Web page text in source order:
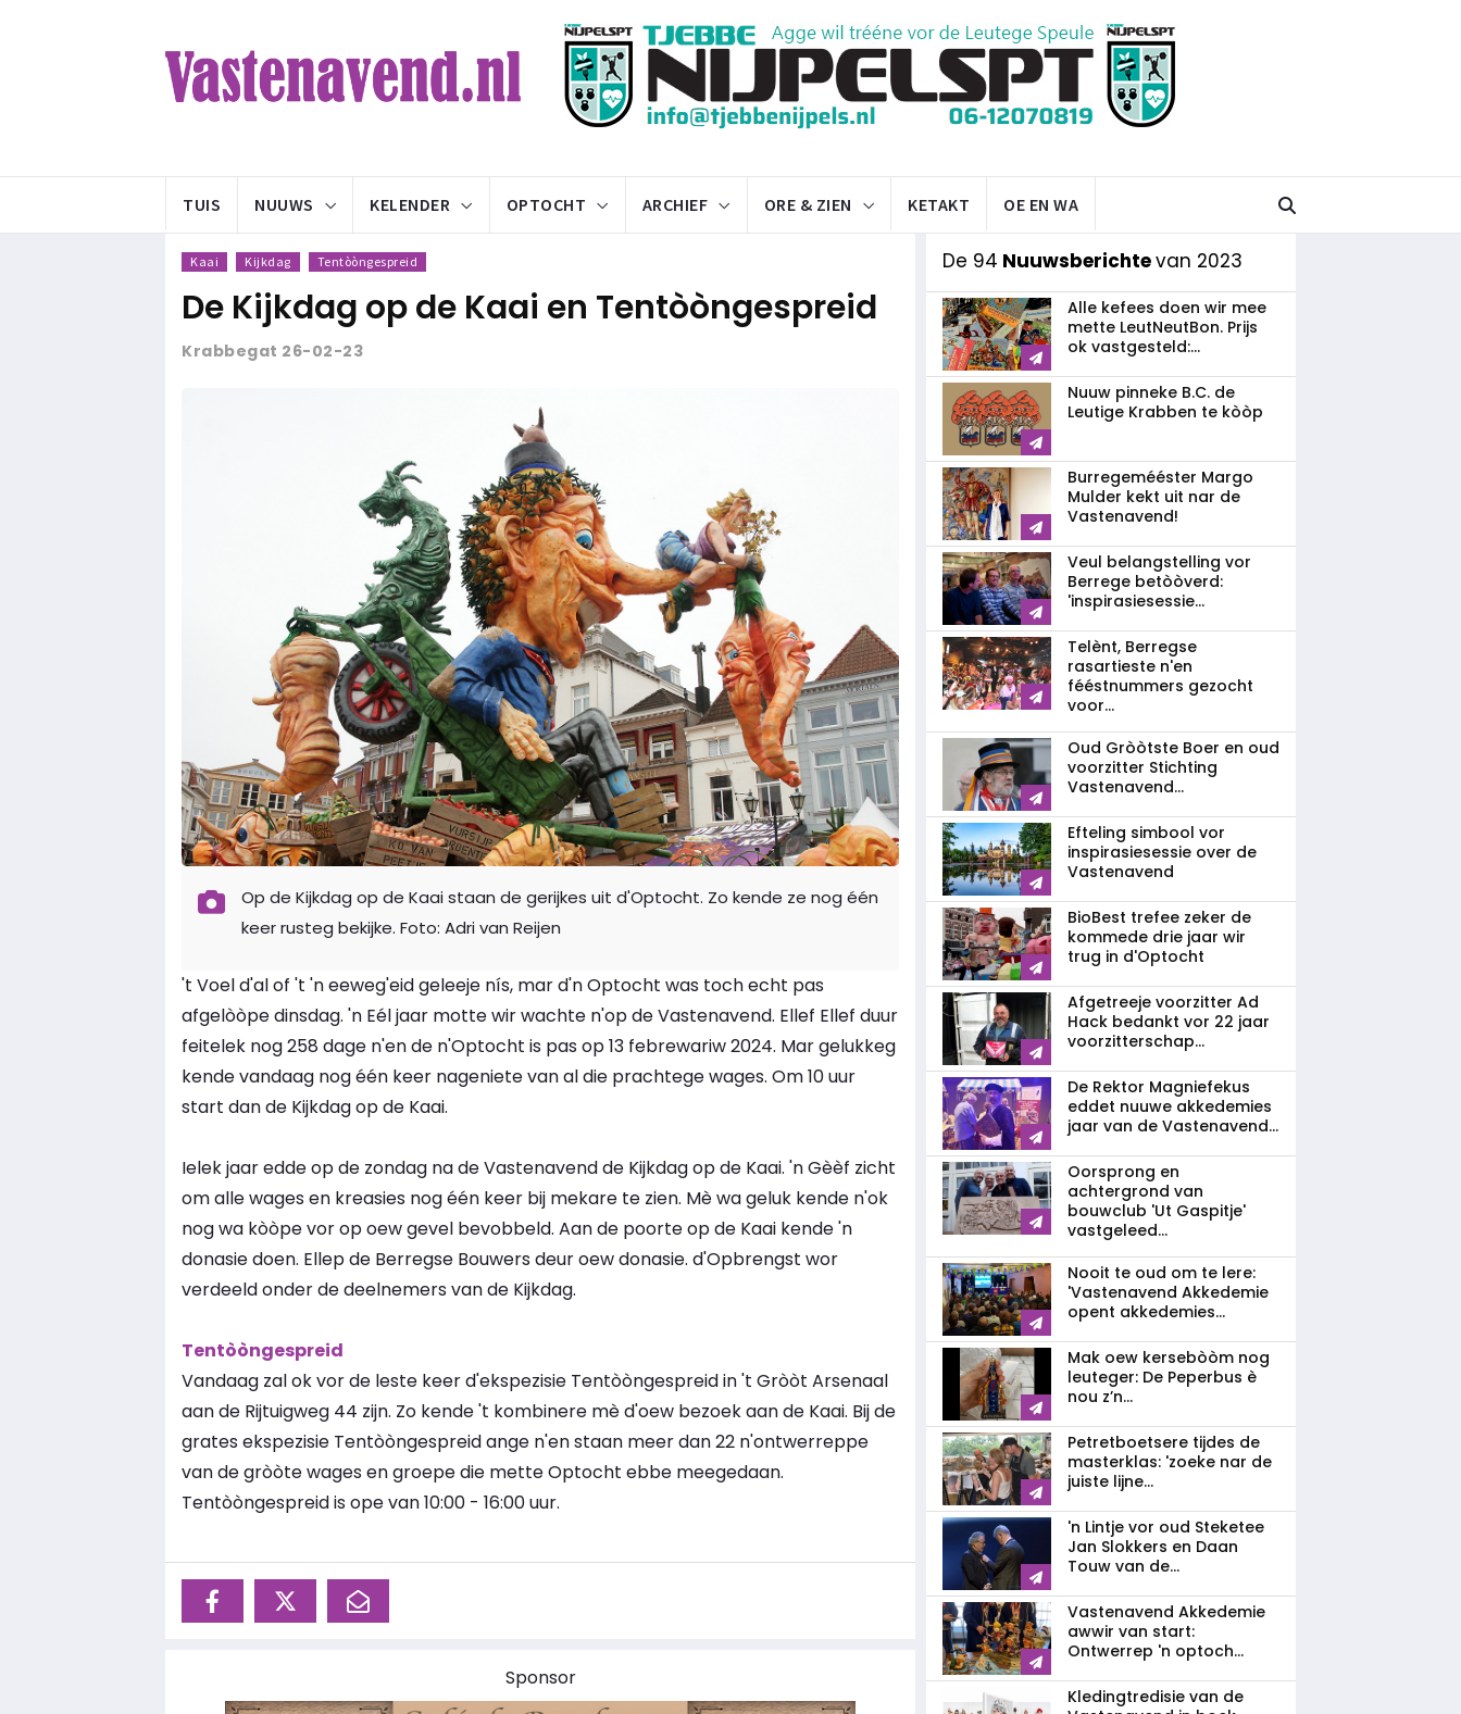
TUIS NUUWS KELENDER OPTOCHT ARCHIEF ORE & ZIEN KETAKT OE EN WA
Kaai Kijkdag Tentòòngespreid
De Kijkdag op de Kaai en Tentòòngespreid
Krabbegat 26-02-23
Op de Kijkdag op de Kaai staan de gerijkes uit d'Optocht. Zo kende ze nog één
keer rusteg bekijke. Foto: Adri van Reijen
't Voel d'al of 't 'n eeweg'eid geleeje nís, mar d'n Optocht was toch echt pas
afgelòòpe dinsdag. 'n Eél jaar motte wir wachte n'op de Vastenavend. Ellef Ellef duur
feitelek nog 258 dage n'en de n'Optocht is pas op 13 febrewariw 2024. Mar gelukkeg
kende vandaag nog één keer nageniete van al die prachtege wages. Om 10 uur
start dan de Kijkdag op de Kaai.
Ielek jaar edde op de zondag na de Vastenavend de Kijkdag op de Kaai. 'n Gèèf zicht
om alle wages en kreasies nog één keer bij mekare te zien. Mè wa geluk kende n'ok
nog wa kòòpe vor op oew gevel bevobbeld. Aan de poorte op de Kaai kende 'n
donasie doen. Ellep de Berregse Bouwers deur oew donasie. d'Opbrengst wor
verdeeld onder de deelnemers van de Kijkdag.
Tentòòngespreid
Vandaag zal ok vor de leste keer d'ekspezisie Tentòòngespreid in 't Gròòt Arsenaal
aan de Rijtuigweg 44 zijn. Zo kende 't kombinere mè d'oew bezoek aan de Kaai. Bij de
grates ekspezisie Tentòòngespreid ange n'en staan meer dan 22 n'ontwerreppe
van de gròòte wages en groepe die mette Optocht ebbe meegedaan.
Tentòòngespreid is ope van 10:00 - 16:00 uur.
Sponsor
De 94 Nuuwsberichtevan 2023
Alle kefees doen wir mee
mette LeutNeutBon. Prijs
ok vastgesteld:...
Nuuw pinneke B.C. de
Leutige Krabben te kòòp
Burregemééster Margo
Mulder kekt uit nar de
Vastenavend!
Veul belangstelling vor
Berrege betòòverd:
'inspirasiesessie...
Telènt, Berregse
rasartieste n'en
fééstnummers gezocht
voor...
Oud Gròòtste Boer en oud
voorzitter Stichting
Vastenavend...
Efteling simbool vor
inspirasiesessie over de
Vastenavend
BioBest trefee zeker de
kommede drie jaar wir
trug in d'Optocht
Afgetreeje voorzitter Ad
Hack bedankt vor 22 jaar
voorzitterschap...
De Rektor Magniefekus
eddet nuuwe akkedemies
jaar van de Vastenavend...
Oorsprong en
achtergrond van
bouwclub 'Ut Gaspitje'
vastgeleed...
Nooit te oud om te lere:
'Vastenavend Akkedemie
opent akkedemies...
Mak oew kersebòòm nog
leuteger: De Peperbus è
nou z’n...
Petretboetsere tijdes de
masterklas: 'zoeke nar de
juiste lijne...
'n Lintje vor oud Steketee
Jan Slokkers en Daan
Touw van de...
Vastenavend Akkedemie
awwir van start:
Ontwerrep 'n optoch...
Kledingtredisie van de